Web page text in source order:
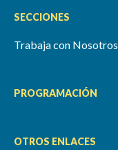
SECCIONES
Trabaja con Nosotros
PROGRAMACIÓN
OTROS ENLACES